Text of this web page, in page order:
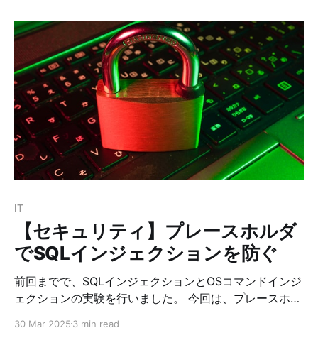
訂正してくれて、さらに、話の続きを英会話として返答
してくれる アプリを作ってみました。 1. システム構成 1.
音声入力（ASR） * Enterキーを押した後に、マイクか
ら音声をキャプチャ。 Enterキーを再度押すまで音声を
記録。 * OpenAI Whisper（API / ローカルモデル）で文
字起こし 2. 言語判定 & 処理 * 文字起こし結果の言語を
判定（Whisper が返す language を使用） * 日本語 →
ChatGPT API に「自然なアメリカ英会話に翻訳して」も
らう * 英 語 → ChatGPT API に「不自然なら訂正し、
流れに合う英会話として返答して」もらう 3.
IT
【セキュリティ】プレースホルダ
でSQLインジェクションを防ぐ
前回までで、SQLインジェクションとOSコマンドインジ
ェクションの実験を行いました。 今回は、プレースホル
ョンができない安全なコードにしていきたいと思いま
30 Mar 2025 3 min read